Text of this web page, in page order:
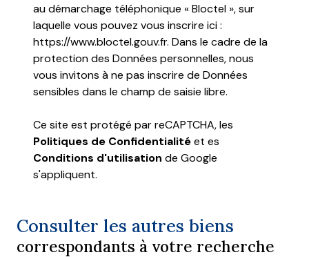
au démarchage téléphonique « Bloctel », sur
laquelle vous pouvez vous inscrire ici :
https://www.bloctel.gouv.fr. Dans le cadre de la
protection des Données personnelles, nous
vous invitons à ne pas inscrire de Données
sensibles dans le champ de saisie libre.
Ce site est protégé par reCAPTCHA, les
Politiques de Confidentialitéet es
Conditions d'utilisation de Google
s'appliquent.
Consulter les autres biens
correspondants à votre recherche